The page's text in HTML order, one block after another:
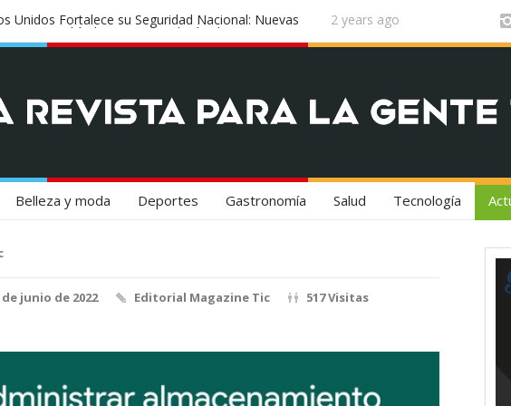
se convierte en el epicentro de la innovación ¡Vuela Conectado! United Airlines
Experiencia de Viaje
2 years ago
Belleza y moda Deportes Gastronomía Salud Tecnología
de junio de 2022 Editorial Magazine Tic
517 Visitas